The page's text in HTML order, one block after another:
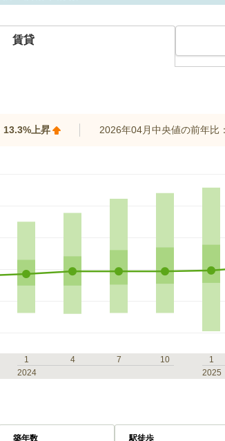
賃貸
13.3%上昇 2026年04月中央値の前年比：
1 4 7
10
2024
1
2025
築年数 駅徒歩